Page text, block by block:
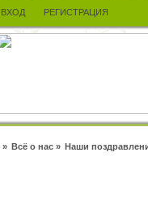
ВХОД РЕГИСТРАЦИЯ
» Всё о нас» Наши